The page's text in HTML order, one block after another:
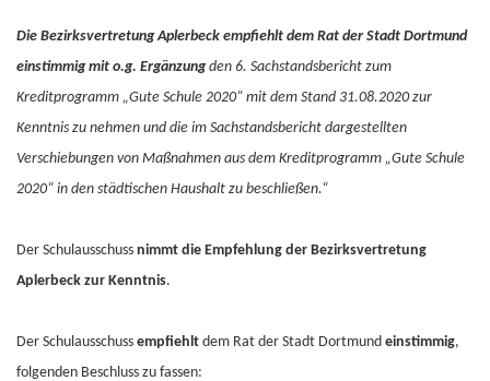
Die Bezirksvertretung Aplerbeck empfiehlt dem Rat der Stadt Dortmund
einstimmig mit o.g. Ergänzungden 6. Sachstandsbericht zum
Kreditprogramm „Gute Schule 2020“ mit dem Stand 31.08.2020 zur
Kenntnis zu nehmen und die im Sachstandsbericht dargestellten
Verschiebungen von Maßnahmen aus dem Kreditprogramm „Gute Schule
2020“ in den städtischen Haushalt zu beschließen.“
Der Schulausschuss nimmt die Empfehlung der Bezirksvertretung
Aplerbeck zur Kenntnis.
Der Schulausschuss empfiehlt dem Rat der Stadt Dortmund einstimmig,
folgenden Beschluss zu fassen: